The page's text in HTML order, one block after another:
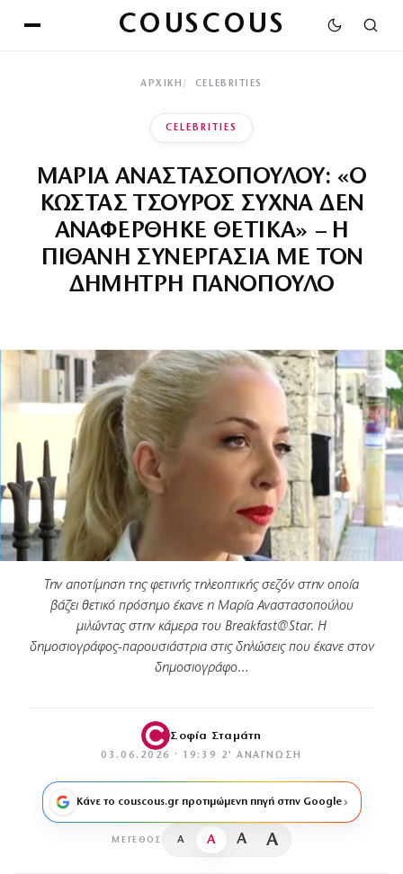
COUSCOUS
ΑΡΧΙΚΉ CELEBRITIES
CELEBRITIES
ΜΑΡΙΑ ΑΝΑΣΤΑΣΟΠΟΥΛΟΥ: «Ο
ΚΩΣΤΑΣ ΤΣΟΥΡΟΣ ΣΥΧΝΑ ΔΕΝ
ΑΝΑΦΕΡΘΗΚΕ ΘΕΤΙΚΑ» – Η
ΠΙΘΑΝΗ ΣΥΝΕΡΓΑΣΙΑ ΜΕ ΤΟΝ
ΔΗΜΗΤΡΗ ΠΑΝΟΠΟΥΛΟ
Την αποτίμηση της φετινής τηλεοπτικής σεζόν στην οποία
βάζει θετικό πρόσημο έκανε η Μαρία Αναστασοπούλου
μιλώντας στην κάμερα του Breakfast@Star. H
δημοσιογράφος-παρουσιάστρια στις δηλώσεις που έκανε στον
δημοσιογράφο…
Σοφία Σταμάτη
03.06.2026 · 19:39 · 2′ ΑΝΆΓΝΩΣΗ
Κάνε το couscous.gr προτιμώμενη πηγή στην Google
ΜΈΓΕΘΟΣ A A A A